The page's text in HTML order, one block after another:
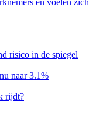
en voelen zich
risico in de spiegel
naar 3.1%
rijdt?